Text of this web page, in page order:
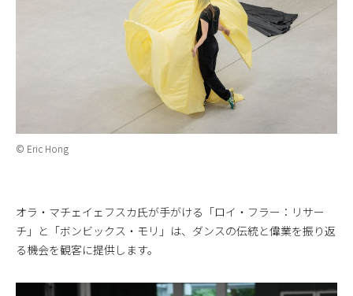
© Eric Hong
オラ・マチェイェフスカ氏が手がける「ロイ・フラー：リサー
チ」と「ボンビックス・モリ」は、ダンスの伝統と偉業を振り返
る機会を観客に提供します。